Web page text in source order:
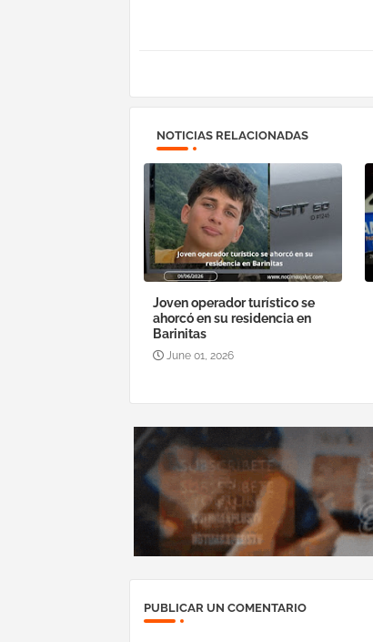
NOTICIAS RELACIONADAS
Joven operador turístico se
ahorcó en su residencia en
Barinitas
June 01, 2026
PUBLICAR UN COMENTARIO